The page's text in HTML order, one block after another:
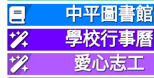
中平圖書館
學校行事曆
愛心志工